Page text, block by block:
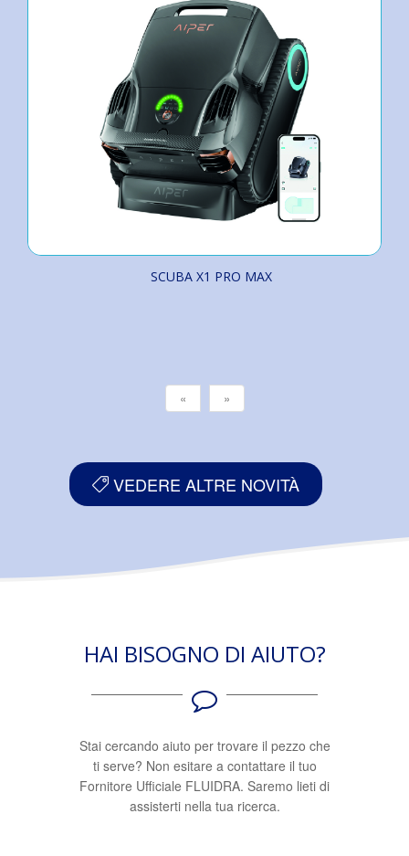
SCUBA X1 PRO MAX
« »
VEDERE ALTRE NOVITÀ
HAI BISOGNO DI AIUTO?
Stai cercando aiuto per trovare il pezzo che
ti serve? Non esitare a contattare il tuo
Fornitore Ufficiale FLUIDRA. Saremo lieti di
assisterti nella tua ricerca.